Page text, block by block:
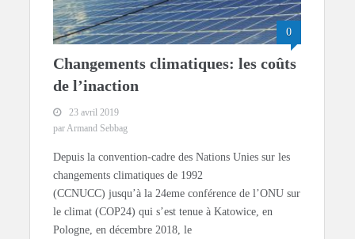
0
Changements climatiques: les coûts
de l’inaction
23 avril 2019
par Armand Sebbag
Depuis la convention-cadre des Nations Unies sur les
changements climatiques de 1992
(CCNUCC) jusqu’à la 24eme conférence de l’ONU sur
le climat (COP24) qui s’est tenue à Katowice, en
Pologne, en décembre 2018, le